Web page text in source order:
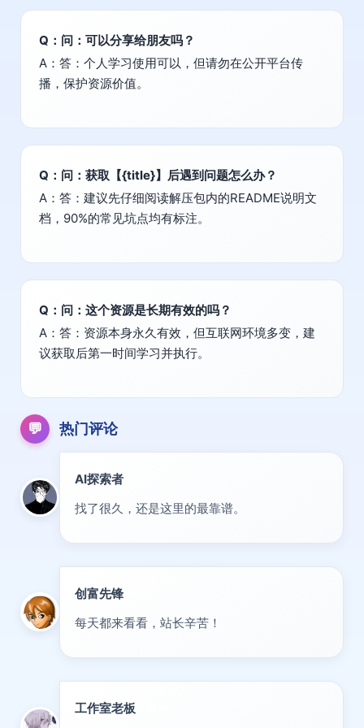
Q：问：可以分享给朋友吗？
A：答：个人学习使用可以，但请勿在公开平台传
播，保护资源价值。
Q：问：获取【{title}】后遇到问题怎么办？
A：答：建议先仔细阅读解压包内的README说明文
档，90%的常见坑点均有标注。
Q：问：这个资源是长期有效的吗？
A：答：资源本身永久有效，但互联网环境多变，建
议获取后第一时间学习并执行。
💬 热门评论
AI探索者
找了很久，还是这里的最靠谱。
创富先锋
每天都来看看，站长辛苦！
工作室老板